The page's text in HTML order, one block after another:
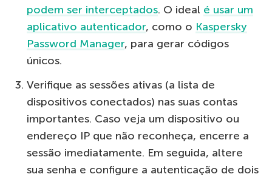
podem ser interceptados. O ideal é usar um
aplicativo autenticador, como o Kaspersky
Password Manager, para gerar códigos
únicos.
Verifique as sessões ativas (a lista de
dispositivos conectados) nas suas contas
importantes. Caso veja um dispositivo ou
endereço IP que não reconheça, encerre a
sessão imediatamente. Em seguida, altere
sua senha e configure a autenticação de dois